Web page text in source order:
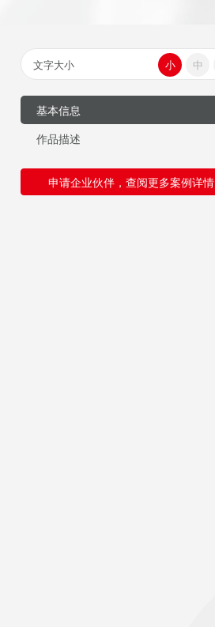
文字大小 中
小
基本信息
作品描述
申请企业伙伴，查阅更多案例详情